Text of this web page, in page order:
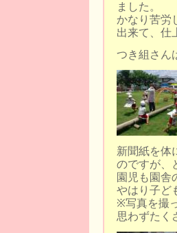
ました。
かなり苦労
出来て、仕
つき組さん
新聞紙を体
のですが、
園児も園舎
やはり子ど
※写真を撮
思わずたく